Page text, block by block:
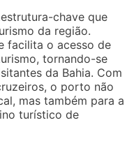
chave que
da região.
facilita o acesso de
tornando-se
da Bahia. Com
o porto não
mas também para a
turístico de